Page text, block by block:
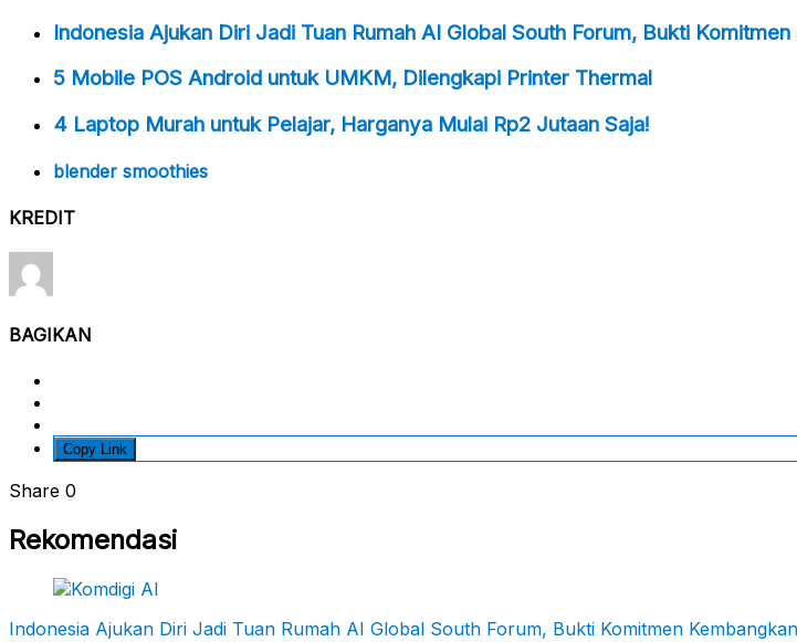
Indonesia Ajukan Diri Jadi Tuan Rumah AI Global South Forum, Bukti
5 Mobile POS Android untuk UMKM, Dilengkapi Printer Thermal
4 Laptop Murah untuk Pelajar, Harganya Mulai Rp2 Jutaan Saja!
blender smoothies
KREDIT
BAGIKAN
Copy Link
Share 0
Rekomendasi
Indonesia Ajukan Diri Jadi Tuan Rumah AI Global South Forum, Bukti Komitmen